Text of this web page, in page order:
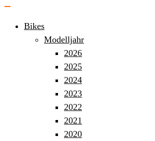
Bikes
Modelljahr
2026
2025
2024
2023
2022
2021
2020